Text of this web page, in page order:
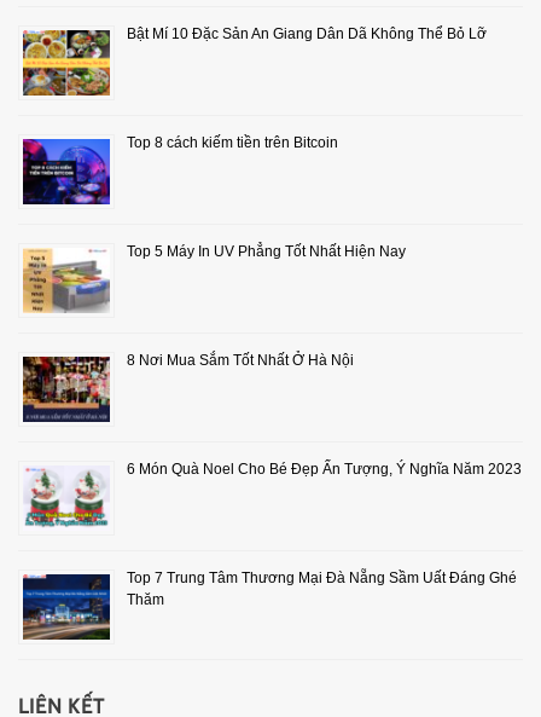
Bật Mí 10 Đặc Sản An Giang Dân Dã Không Thể Bỏ Lỡ
Top 8 cách kiếm tiền trên Bitcoin
Top 5 Máy In UV Phẳng Tốt Nhất Hiện Nay
8 Nơi Mua Sắm Tốt Nhất Ở Hà Nội
6 Món Quà Noel Cho Bé Đẹp Ấn Tượng, Ý Nghĩa Năm 2023
Top 7 Trung Tâm Thương Mại Đà Nẵng Sầm Uất Đáng Ghé
Thăm
LIÊN KẾT